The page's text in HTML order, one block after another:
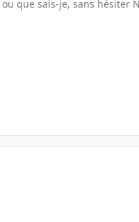
que sais-je, sans hésiter